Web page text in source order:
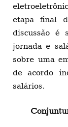
etapa final
discussão é
jornada e
sobre uma
de acordo
salários.